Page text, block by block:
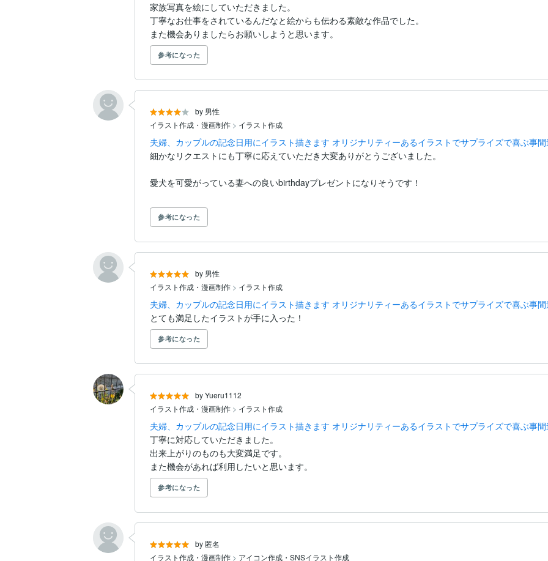
家族写真を絵にしていただきました。
丁寧なお仕事をされているんだなと絵からも伝わる素敵な作品でした。
また機会ありましたらお願いしようと思います。
参考になった
by 男性
イラスト作成・漫画制作 > イラスト作成
夫婦、カップルの記念日用にイラスト描きます オリジナリティーあるイラストでサプライズで喜ぶ事
細かなリクエストにも丁寧に応えていただき大変ありがとうございました。
参考になった
by 男性
イラスト作成・漫画制作 > イラスト作成
夫婦、カップルの記念日用にイラスト描きます オリジナリティーあるイラストでサプライズで喜ぶ事
とても満足したイラストが手に入った！
参考になった
by Yueru1112
イラスト作成・漫画制作 > イラスト作成
夫婦、カップルの記念日用にイラスト描きます オリジナリティーあるイラストでサプライズで喜ぶ事
丁寧に対応していただきました。
出来上がりのものも大変満足です。
また機会があれば利用したいと思います。
参考になった
by 匿名
イラスト作成・漫画制作 > アイコン作成・SNSイラスト作成